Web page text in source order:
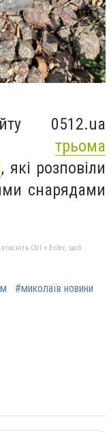
0512.ua
з трьома
, які розповіли
снарядами
Ctrl + Enter, щоб
#миколаїв новини